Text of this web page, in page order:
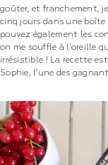
goûter, et franchement,
cinq jours dans une
pouvez également les
on me souffle à l’oreille
irrésistible ! La recette
Sophie, l’une des